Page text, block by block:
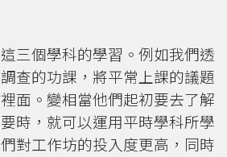
三個學科的學習。例如我們透
查的功課，將平常上課的議題
面。變相當他們起初要去了解
時，就可以運用平時學科所學
對工作坊的投入度更高，同時